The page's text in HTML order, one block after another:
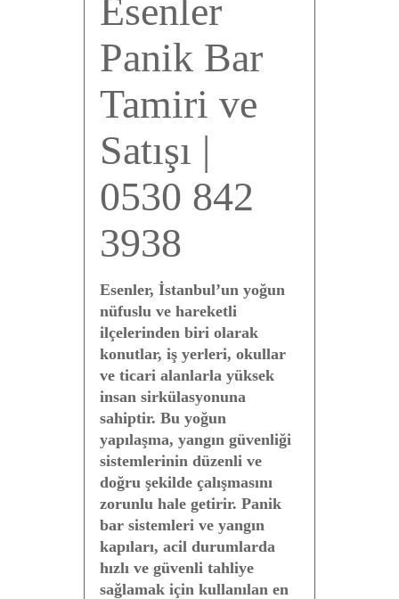
Esenler
Panik Bar
Tamiri ve
Satışı |
0530 842
3938
Esenler, İstanbul’un yoğun
nüfuslu ve hareketli
ilçelerinden biri olarak
konutlar, iş yerleri, okullar
ve ticari alanlarla yüksek
insan sirkülasyonuna
sahiptir. Bu yoğun
yapılaşma, yangın güvenliği
sistemlerinin düzenli ve
doğru şekilde çalışmasını
zorunlu hale getirir. Panik
bar sistemleri ve yangın
kapıları, acil durumlarda
hızlı ve güvenli tahliye
sağlamak için kullanılan en